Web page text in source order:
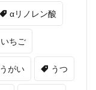
αリノレン酸
いちご
うがい うつ